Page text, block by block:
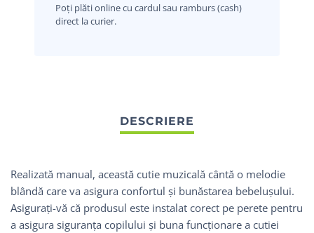
Poți plăti online cu cardul sau ramburs (cash)
direct la curier.
Realizată manual, această cutie muzicală cântă o melodie
blândă care va asigura confortul și bunăstarea bebelușului.
Asigurați-vă că produsul este instalat corect pe perete pentru
a asigura siguranța copilului și buna funcționare a cutiei